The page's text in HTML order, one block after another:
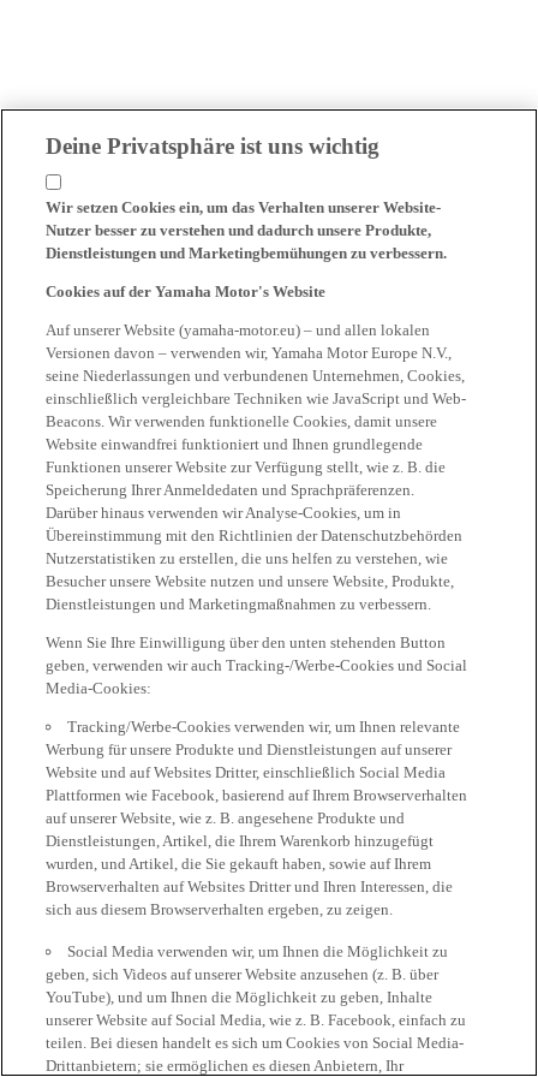
Deine Privatsphäre ist uns wichtig
Wir setzen Cookies ein, um das Verhalten unserer Website-
Nutzer besser zu verstehen und dadurch unsere Produkte,
Dienstleistungen und Marketingbemühungen zu verbessern.
Cookies auf der Yamaha Motor's Website
Auf unserer Website (yamaha-motor.eu) – und allen lokalen
Versionen davon – verwenden wir, Yamaha Motor Europe N.V.,
seine Niederlassungen und verbundenen Unternehmen, Cookies,
einschließlich vergleichbare Techniken wie JavaScript und Web-
Beacons. Wir verwenden funktionelle Cookies, damit unsere
Website einwandfrei funktioniert und Ihnen grundlegende
Funktionen unserer Website zur Verfügung stellt, wie z. B. die
Speicherung Ihrer Anmeldedaten und Sprachpräferenzen.
Darüber hinaus verwenden wir Analyse-Cookies, um in
Übereinstimmung mit den Richtlinien der Datenschutzbehörden
Nutzerstatistiken zu erstellen, die uns helfen zu verstehen, wie
Besucher unsere Website nutzen und unsere Website, Produkte,
Dienstleistungen und Marketingmaßnahmen zu verbessern.
Wenn Sie Ihre Einwilligung über den unten stehenden Button
geben, verwenden wir auch Tracking-/Werbe-Cookies und Social
Media-Cookies:
Tracking/Werbe-Cookies verwenden wir, um Ihnen relevante
Werbung für unsere Produkte und Dienstleistungen auf unserer
Website und auf Websites Dritter, einschließlich Social Media
Plattformen wie Facebook, basierend auf Ihrem Browserverhalten
auf unserer Website, wie z. B. angesehene Produkte und
Dienstleistungen, Artikel, die Ihrem Warenkorb hinzugefügt
wurden, und Artikel, die Sie gekauft haben, sowie auf Ihrem
Browserverhalten auf Websites Dritter und Ihren Interessen, die
sich aus diesem Browserverhalten ergeben, zu zeigen.
Social Media verwenden wir, um Ihnen die Möglichkeit zu
geben, sich Videos auf unserer Website anzusehen (z. B. über
YouTube), und um Ihnen die Möglichkeit zu geben, Inhalte
unserer Website auf Social Media, wie z. B. Facebook, einfach zu
teilen. Bei diesen handelt es sich um Cookies von Social Media-
Drittanbietern; sie ermöglichen es diesen Anbietern, Ihr